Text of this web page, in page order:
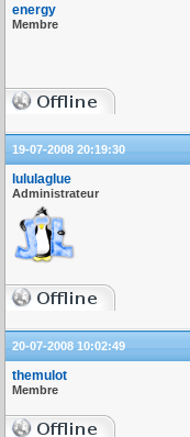
energy
Membre
19-07-2008 20:19:30
lululaglue
Administrateur
20-07-2008 10:02:49
themulot
Membre